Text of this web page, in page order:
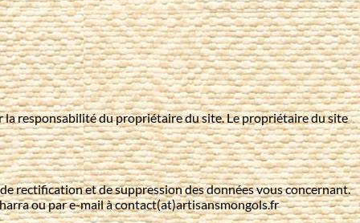
responsabilité du propriétaire du site. Le propriétaire du site
rectification et de suppression des données vous concernant.
ou par e-mail à contact(at)artisansmongols.fr